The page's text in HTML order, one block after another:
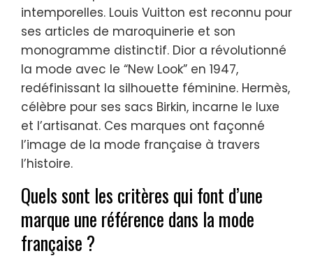
intemporelles. Louis Vuitton est reconnu pour
ses articles de maroquinerie et son
monogramme distinctif. Dior a révolutionné
la mode avec le “New Look” en 1947,
redéfinissant la silhouette féminine. Hermès,
célèbre pour ses sacs Birkin, incarne le luxe
et l’artisanat. Ces marques ont façonné
l’image de la mode française à travers
l’histoire.
Quels sont les critères qui font d’une
marque une référence dans la mode
française ?